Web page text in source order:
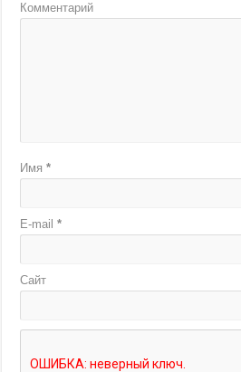
Комментарий
Имя*
E-mail*
Сайт